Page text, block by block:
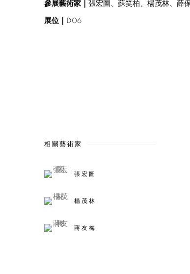
參展藝術家｜ 張宏圖、蘇笑柏、楊茂林、薛
展位｜ D06
相關藝術家
張宏圖
楊茂林
蔣友梅